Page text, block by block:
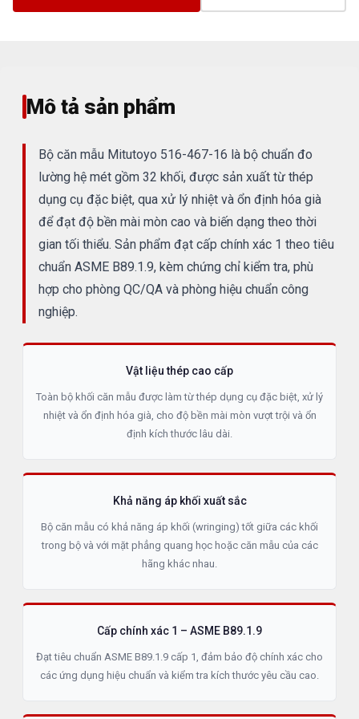
Mô tả sản phẩm
Bộ căn mẫu Mitutoyo 516-467-16 là bộ chuẩn đo
lường hệ mét gồm 32 khối, được sản xuất từ thép
dụng cụ đặc biệt, qua xử lý nhiệt và ổn định hóa già
để đạt độ bền mài mòn cao và biến dạng theo thời
gian tối thiểu. Sản phẩm đạt cấp chính xác 1 theo tiêu
chuẩn ASME B89.1.9, kèm chứng chỉ kiểm tra, phù
hợp cho phòng QC/QA và phòng hiệu chuẩn công
nghiệp.
Vật liệu thép cao cấp
Toàn bộ khối căn mẫu được làm từ thép dụng cụ đặc biệt, xử lý
nhiệt và ổn định hóa già, cho độ bền mài mòn vượt trội và ổn
định kích thước lâu dài.
Khả năng áp khối xuất sắc
Bộ căn mẫu có khả năng áp khối (wringing) tốt giữa các khối
trong bộ và với mặt phẳng quang học hoặc căn mẫu của các
hãng khác nhau.
Cấp chính xác 1 – ASME B89.1.9
Đạt tiêu chuẩn ASME B89.1.9 cấp 1, đảm bảo độ chính xác cho
các ứng dụng hiệu chuẩn và kiểm tra kích thước yêu cầu cao.